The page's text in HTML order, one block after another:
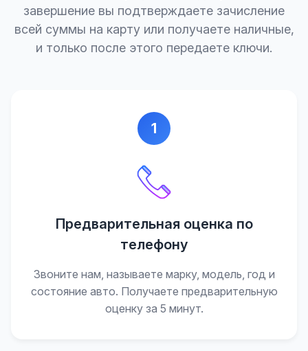
завершение вы подтверждаете зачисление
всей суммы на карту или получаете наличные,
и только после этого передаете ключи.
1
Предварительная оценка по
телефону
Звоните нам, называете марку, модель, год и
состояние авто. Получаете предварительную
оценку за 5 минут.